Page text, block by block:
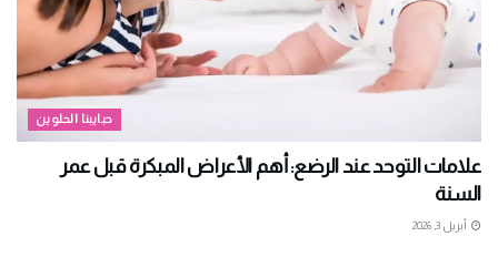
حبايبنا الحلوين
علامات التوحد عند الرضع: أهم الأعراض المبكرة قبل عمر
السنة
أبريل 3, 2026